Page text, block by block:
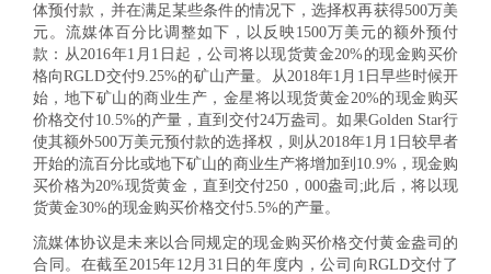
体预付款，并在满足某些条件的情况下，选择权再获得500万美
元。流媒体百分比调整如下，以反映1500万美元的额外预付
款：从2016年1月1日起，公司将以现货黄金20%的现金购买价
格向RGLD交付9.25%的矿山产量。从2018年1月1日早些时候开
始，地下矿山的商业生产，金星将以现货黄金20%的现金购买
价格交付10.5%的产量，直到交付24万盎司。如果Golden Star行
使其额外500万美元预付款的选择权，则从2018年1月1日较早者
开始的流百分比或地下矿山的商业生产将增加到10.9%，现金购
买价格为20%现货黄金，直到交付250，000盎司;此后，将以现
货黄金30%的现金购买价格交付5.5%的产量。
流媒体协议是未来以合同规定的现金购买价格交付黄金盎司的
合同。在截至2015年12月31日的年度内，公司向RGLD交付了